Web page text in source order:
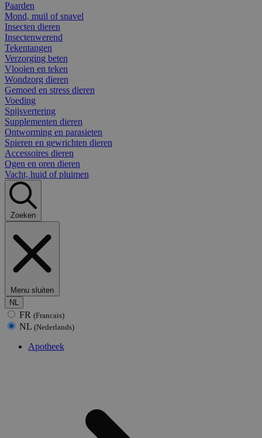
Paarden
Mond, muil of snavel
Insecten dieren
Insectenwerend
Tekentangen
Verzorging beten
Vlooien en teken
Wondzorg dieren
Gemoed en stress dieren
Voeding
Spijsvertering
Supplementen dieren
Ontworming en parasieten
Spieren en gewrichten dieren
Accessoires dieren
Ogen en oren dieren
Vacht, huid of pluimen
Zoeken
Menu sluiten
NL
FR (Francais)
NL (Nederlands)
Apotheek